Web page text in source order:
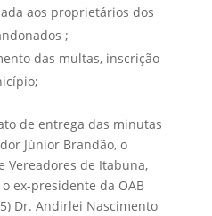
aos proprietários dos
;
das multas, inscrição
de entrega das minutas
Júnior Brandão, o
Vereadores de Itabuna,
ex-presidente da OAB
Dr. Andirlei Nascimento